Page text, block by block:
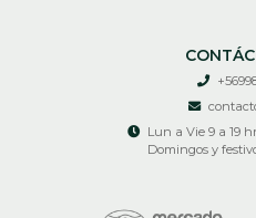
Lun a Vie 9 a 19
Domingos y